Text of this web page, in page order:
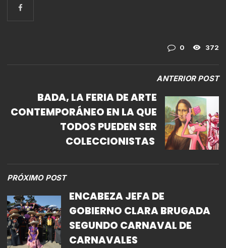
0 372
ANTERIOR POST
BADA, LA FERIA DE ARTE
CONTEMPORÁNEO EN LA QUE
TODOS PUEDEN SER
COLECCIONISTAS
PRÓXIMO POST
ENCABEZA JEFA DE
GOBIERNO CLARA BRUGADA
SEGUNDO CARNAVAL DE
CARNAVALES